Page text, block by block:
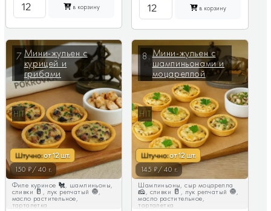
в корзину в корзину
Штучно:от12 шт.
150 ₽/ 40 г.
7.Мини-жульен с
курицей и
грибами
Филе куриное 🐔, шампиньоны,
сливки 🥛, лук репчатый 🧅,
масло растительное,
тарталетка
HIT
Штучно:от12 шт.
145 ₽/ 40 г.
8.Мини-жульен с
шампиньонами и
моцареллой
Шампиньоны, сыр моцарелла
🧀, сливки 🥛, лук репчатый 🧅,
масло растительное,
тарталетка
HIT